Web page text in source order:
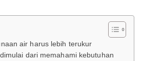
air harus lebih terukur
dari memahami kebutuhan